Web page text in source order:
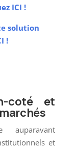
ICI !
solution
!
coté et
auparavant
et